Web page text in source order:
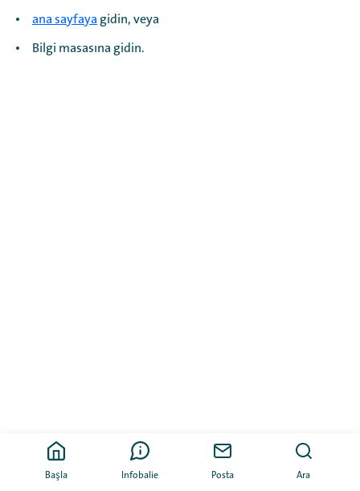
Başla Infobalie Posta Ara
ana sayfaya gidin, veya
Bilgi masasına gidin.